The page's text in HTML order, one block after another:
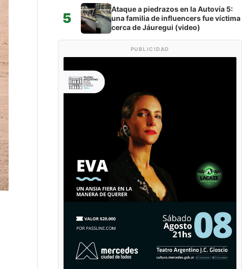
5
Ataque a piedrazos en la Autovía 5:
una familia de influencers fue víctima
cerca de Jáuregui (video)
PUBLICIDAD